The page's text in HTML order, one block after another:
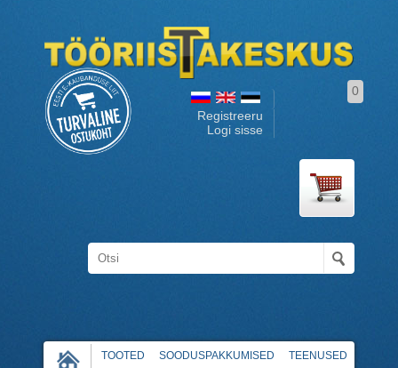
Registreeru
Logi sisse
0
TOOTED SOODUSPAKKUMISED
TEENUSED